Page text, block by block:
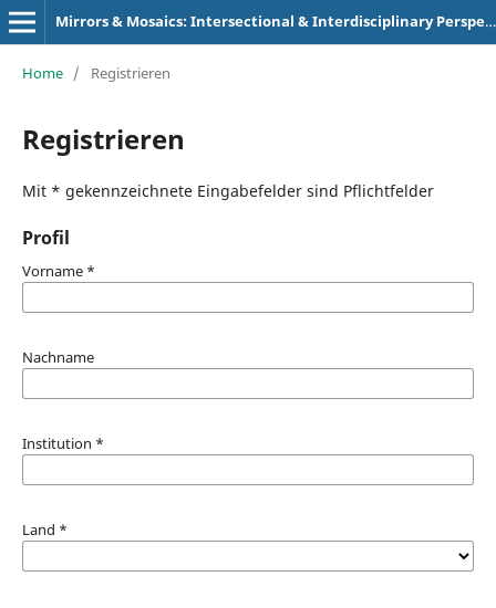
Mirrors & Mosaics: Intersectional & Interdisciplinary Perspectives
Home / Registrieren
Registrieren
Mit * gekennzeichnete Eingabefelder sind Pflichtfelder
Profil
Vorname *
Nachname
Institution *
Land *